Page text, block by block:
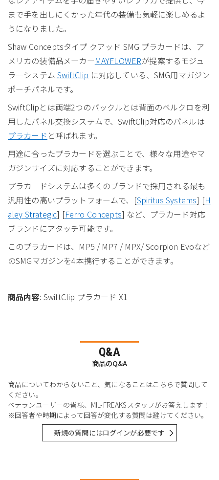
まで手を出しにくかった年代の装備も気軽に楽しめるよ
うになりました。
Shaw Conceptsタイプ クアッド SMG プラカードは、ア
メリカの装備品メーカーMAYFLOWERが提案するモジュ
ラーシステムSwiftClip に対応している、SMG用マガジン
ポーチパネルです。
SwiftClipとは両端2つのバックルとは背面のベルクロを利
用したパネル交換システムで、SwiftClip対応のパネルは
プラカード と呼ばれます。
用途に合ったプラカードを選ぶことで、様々な用途やマ
ガジンサイズに対応することができます。
プラカードシステムは多くのブランドで採用される最も
汎用性の高いプラットフォームで、[Spiritus Systems] [H
aley Strategic] [Ferro Concepts] など、プラカード対応
ブランドにアタッチ可能です。
このプラカードは、MP5 / MP7 / MPX/ Scorpion Evoなど
のSMGマガジンを4本携行することができます。
商品内容: SwiftClip プラカード X1
Q&A
商品のQ&A
商品についてわからないこと、気になることはこちらで質問して
ください。
ベテランユーザーの皆様、MIL-FREAKSスタッフがお答えします！
※回答者や時期によって回答が変化する質問は避けてください。
新規の質問にはログインが必要です